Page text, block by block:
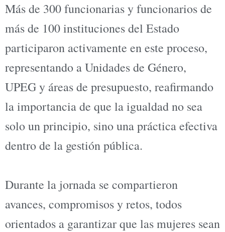
Más de 300 funcionarias y funcionarios de
más de 100 instituciones del Estado
participaron activamente en este proceso,
representando a Unidades de Género,
UPEG y áreas de presupuesto, reafirmando
la importancia de que la igualdad no sea
solo un principio, sino una práctica efectiva
dentro de la gestión pública.
Durante la jornada se compartieron
avances, compromisos y retos, todos
orientados a garantizar que las mujeres sean